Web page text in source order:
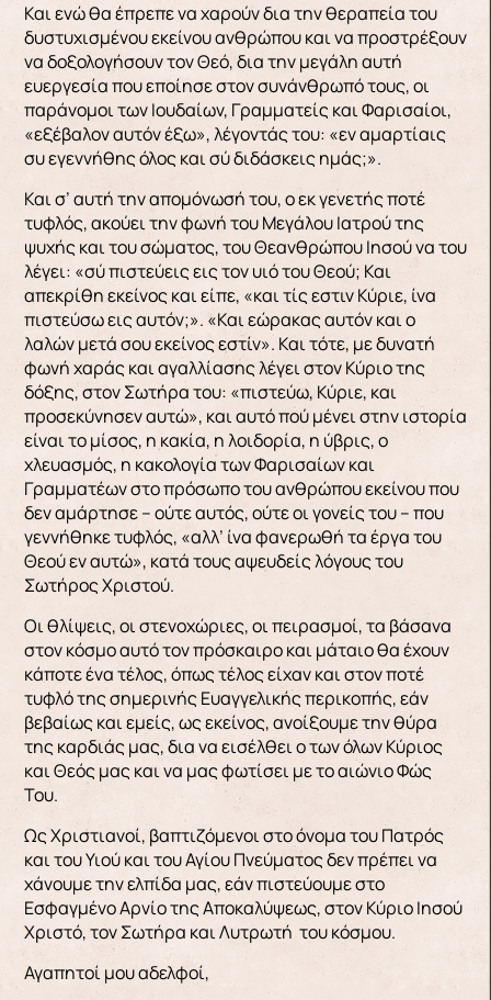
Και ενώ θα έπρεπε να χαρούν δια την θεραπεία του
δυστυχισμένου εκείνου ανθρώπου και να προστρέξουν
να δοξολογήσουν τον Θεό, δια την μεγάλη αυτή
ευεργεσία που εποίησε στον συνάνθρωπό τους, οι
παράνομοι των Ιουδαίων, Γραμματείς και Φαρισαίοι,
«εξέβαλον αυτόν έξω», λέγοντάς του: «εν αμαρτίαις
συ εγεννήθης όλος και σύ διδάσκεις ημάς;».
Και σ’ αυτή την απομόνωσή του, ο εκ γενετής ποτέ
τυφλός, ακούει την φωνή του Μεγάλου Ιατρού της
ψυχής και του σώματος, του Θεανθρώπου Ιησού να του
λέγει: «σύ πιστεύεις εις τον υιό του Θεού; Και
απεκρίθη εκείνος και είπε, «και τίς εστιν Κύριε, ίνα
πιστεύσω εις αυτόν;». «Και εώρακας αυτόν και ο
λαλών μετά σου εκείνος εστίν». Και τότε, με δυνατή
φωνή χαράς και αγαλλίασης λέγει στον Κύριο της
δόξης, στον Σωτήρα του: «πιστεύω, Κύριε, και
προσεκύνησεν αυτώ», και αυτό πού μένει στην ιστορία
είναι το μίσος, η κακία, η λοιδορία, η ύβρις, ο
χλευασμός, η κακολογία των Φαρισαίων και
Γραμματέων στο πρόσωπο του ανθρώπου εκείνου που
δεν αμάρτησε – ούτε αυτός, ούτε οι γονείς του – που
γεννήθηκε τυφλός, «αλλ’ ίνα φανερωθή τα έργα του
Θεού εν αυτώ», κατά τους αψευδείς λόγους του
Σωτήρος Χριστού.
Οι θλίψεις, οι στενοχώριες, οι πειρασμοί, τα βάσανα
στον κόσμο αυτό τον πρόσκαιρο και μάταιο θα έχουν
κάποτε ένα τέλος, όπως τέλος είχαν και στον ποτέ
τυφλό της σημερινής Ευαγγελικής περικοπής, εάν
βεβαίως και εμείς, ως εκείνος, ανοίξουμε την θύρα
της καρδιάς μας, δια να εισέλθει ο των όλων Κύριος
και Θεός μας και να μας φωτίσει με το αιώνιο Φώς
Του.
Ως Χριστιανοί, βαπτιζόμενοι στο όνομα του Πατρός
και του Υιού και του Αγίου Πνεύματος δεν πρέπει να
χάνουμε την ελπίδα μας, εάν πιστεύουμε στο
Εσφαγμένο Αρνίο της Αποκαλύψεως, στον Κύριο Ιησού
Χριστό, τον Σωτήρα και Λυτρωτή του κόσμου.
Αγαπητοί μου αδελφοί,